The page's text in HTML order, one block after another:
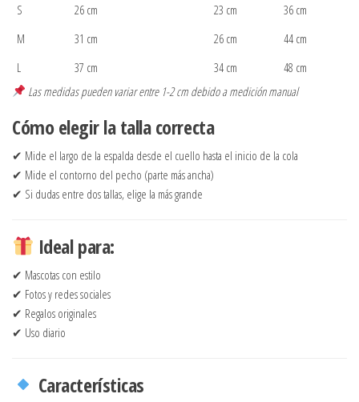
S
26 cm 23 cm
36 cm
M
31 cm 26 cm
44 cm
L
37 cm 34 cm
48 cm
Las medidas pueden variar entre 1-2 cm debido a medición manual
Cómo elegir la talla correcta
✔ Mide el largo de la espalda desde el cuello hasta el inicio de la cola
✔ Mide el contorno del pecho (parte más ancha)
✔ Si dudas entre dos tallas, elige la más grande
Ideal para:
✔ Mascotas con estilo
✔ Fotos y redes sociales
✔ Regalos originales
✔ Uso diario
Características